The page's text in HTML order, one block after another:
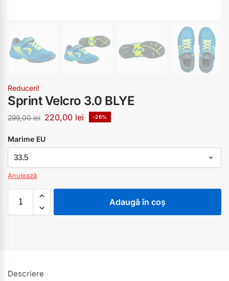
Reduceri!
Sprint Velcro 3.0 BLYE
299,00lei 220,00 lei -26%
Marime EU
Anulează
Adaugă în coș
Descriere